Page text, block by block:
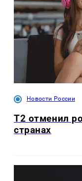
Новости России
Т2 отменил
странах